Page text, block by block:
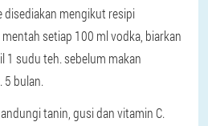
mengikut resipi
setiap 100 ml vodka, biarkan
1 sudu teh. sebelum makan
5 bulan.
tanin, gusi dan vitamin C.